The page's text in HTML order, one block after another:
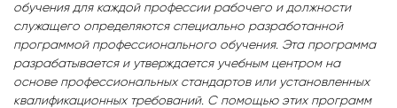
обучения для каждой профессии рабочего и должности
служащего определяются специально разработанной
программой профессионального обучения. Эта программа
разрабатывается и утверждается учебным центром на
основе профессиональных стандартов или установленных
квалификационных требований. С помощью этих программ